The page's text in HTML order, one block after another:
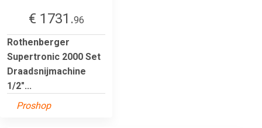
€ 1731.96
Rothenberger
Supertronic 2000 Set
Draadsnijmachine
1/2"...
Proshop